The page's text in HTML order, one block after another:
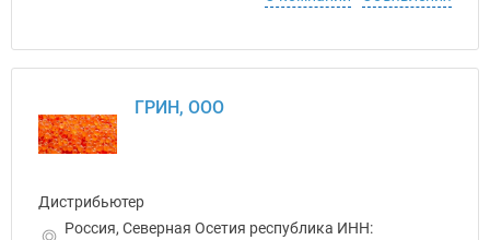
ГРИН, ООО
Дистрибьютер
Россия, Северная Осетия республика ИНН: